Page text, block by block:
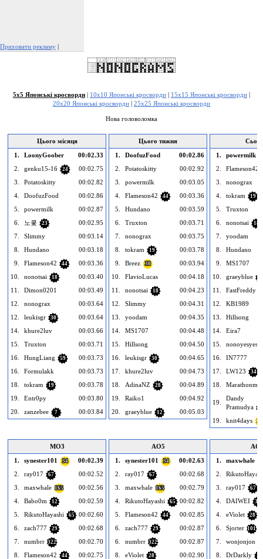
Приховати рекламу |
5x5 Японські кросворди | 10x10 Японські кросворди | 15x15 Японські кросворди |
20x20 Японські кросворди | 25x25 Японські кросворди
Нова головоломка
Цього місяця
1.
LoonyGoober
00:02.33
2.
genku15-16 24
00:02.75
3.
Potatoskitty
00:02.82
4.
DoofuzFood
00:02.86
5.
powermilk
00:02.87
6.
노콫 23
00:02.95
7.
Slimmy
00:03.14
8.
Hundano
00:03.18
9.
Flameson42 44
00:03.36
10.
nonotsai 18
00:03.40
11.
Dimon0201
00:03.49
12.
nonograx
00:03.64
12.
leukisgr 30
00:03.64
14.
khure2luv
00:03.66
15.
Truxton
00:03.71
16.
HungLiang 59
00:03.73
16.
Formulakk
00:03.73
18.
tokram 19
00:03.78
19.
Entr0py
00:03.80
20.
zanzebee 7 00:03.84
Цього тижня
1.
DoofuzFood
00:02.86
2.
Potatoskitty
00:02.92
3.
powermilk
00:03.05
4.
Flameson42 44
00:03.36
5.
Hundano
00:03.59
6.
Truxton
00:03.71
7.
nonograx
00:03.75
8.
tokram 19
00:03.78
9.
Breez 30
00:03.94
10.
FlavioLucas
00:04.18
11.
nonotsai 18
00:04.23
12.
Slimmy
00:04.31
13.
yoodam
00:04.35
14.
MS1707
00:04.48
15.
Hillsong
00:04.50
16.
leukisgr 30
00:04.65
17.
khure2luv
00:04.73
18.
AdinaNZ 28
00:04.89
19.
Raiko1
00:04.92
20.
graeyblue 12 00:05.03
1.
powermilk
2.
Flameson42
3.
nonograx
4.
tokram 19
5.
Truxton
6.
nonotsai 18
7.
yoodam
8.
Hundano
9.
MS1707
10.
graeyblue
11.
FastFreddy
12.
KB1989
13.
Hillsong
14.
Eira7
15.
nonoyesyes
16.
IN7777
17.
LW123 34
18.
19.
Dandy
Pramudya
19. knit4days 21
MO3
1.
synester101 34
00:02.39
2.
ray017 67
00:02.52
3.
maxwhale 165
00:02.56
4.
Babo0m 12
00:02.59
5.
RikutoHayashi 65
00:02.60
6.
zach777 29
00:02.68
7.
numbrr 322
00:02.70
8.
Flameson42 44
00:02.75
AO5
1.
synester101 34
00:02.63
2.
ray017 67
00:02.68
3.
maxwhale 165
00:02.79
4.
RikutoHayashi 65
00:02.82
5.
Flameson42 44
00:02.85
6.
zach777 29
00:02.87
6.
numbrr 322
00:02.87
8.
eViolet 28
00:02.90
1.
maxwhale
2.
3.
ray017 67
4. DAIWEI 39
4. eViolet 28
6. Sjorter 101
7. wonjonjon
8. DrDarkly 24